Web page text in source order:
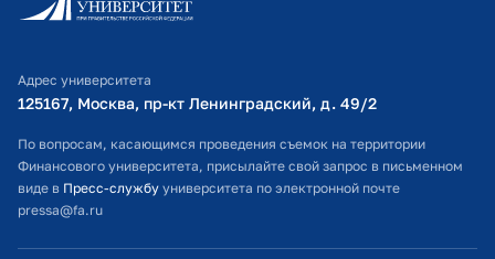
Личный кабинет поступающего
Оплата обучения
Расписание занятий
Студенческий офис
Официальный адрес электронной почты
Адрес университета
125167, Москва, пр-кт Ленинградский, д. 49/2​
По вопросам, касающимся проведения съемок на территории
Финансового университета, присылайте свой запрос в письменном
виде в Пресс-службу университета по электронной почте
pressa@fa.ru